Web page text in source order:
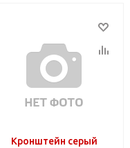
Кронштейн серый